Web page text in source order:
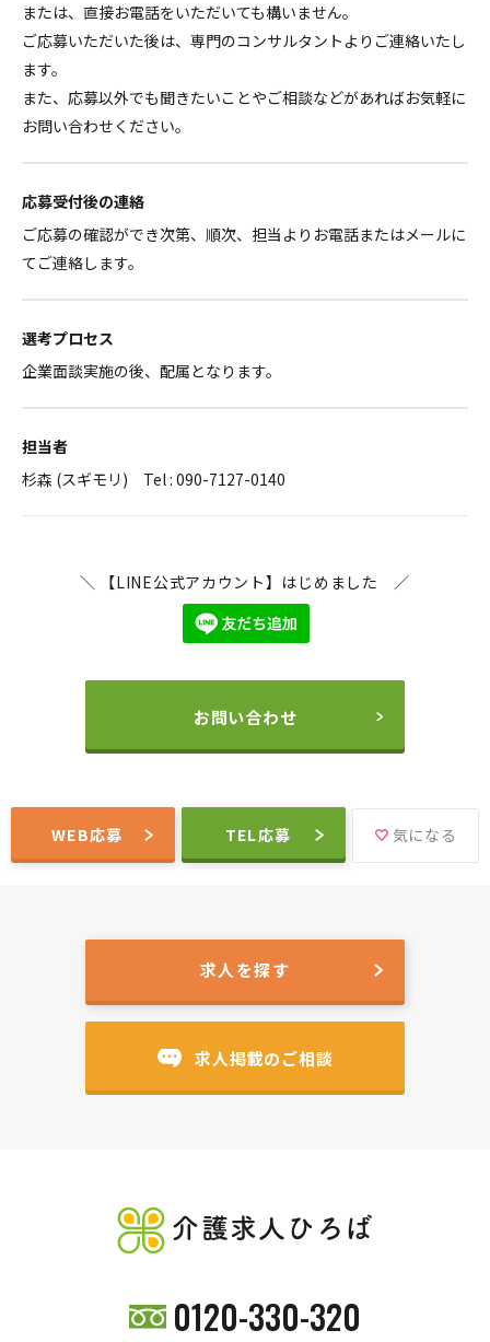
または、直接お電話をいただいても構いません。
ご応募いただいた後は、専門のコンサルタントよりご連絡いたし
ます。
また、応募以外でも聞きたいことやご相談などがあればお気軽に
お問い合わせください。
応募受付後の連絡
ご応募の確認ができ次第、順次、担当よりお電話またはメールに
てご連絡します。
選考プロセス
企業面談実施の後、配属となります。
担当者
杉森 (スギモリ) Tel : 090-7127-0140
＼ 【LINE公式アカウント】はじめました ／
お問い合わせ
WEB応募 TEL応募 気になる
求人を探す
求人掲載のご相談
介護求人ひろば
0120-330-320